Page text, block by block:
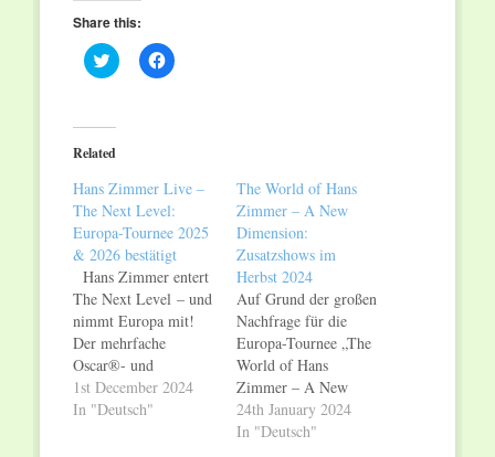
Share this:
Click
to
(Opens
new
Click
to
Related
Hans Zimmer Live –
The Next Level:
Europa-Tournee 2025
& 2026 bestätigt
Hans Zimmer entert
The Next Level – und
nimmt Europa mit!
Der mehrfache
Oscar®- und
Grammy®-Preisträger
kehrt 2025 und 2026
1st December 2024
In "Deutsch"
The World of Hans
Zimmer – A New
Dimension:
Zusatzshows im
Herbst 2024
Auf Grund der großen
Nachfrage für die
Europa-Tournee „The
World of Hans
Zimmer – A New
Dimension“ gibt es
jetzt Zusatzkonzerte.
24th January 2024
In "Deutsch"